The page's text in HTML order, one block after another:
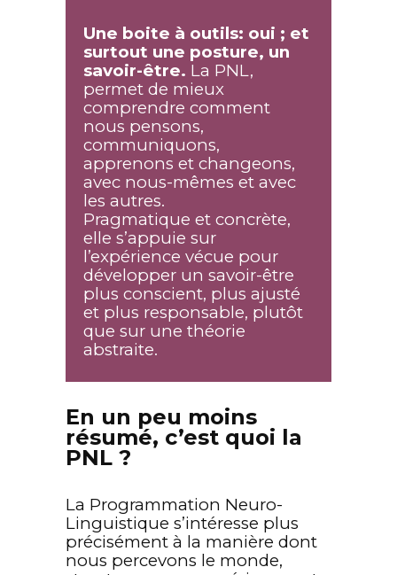
Une boite à outils: oui ; et
surtout une posture, un
savoir-être. La PNL,
permet de mieux
comprendre comment
nous pensons,
communiquons,
apprenons et changeons,
avec nous-mêmes et avec
les autres.
Pragmatique et concrète,
elle s’appuie sur
l’expérience vécue pour
développer un savoir-être
plus conscient, plus ajusté
et plus responsable, plutôt
que sur une théorie
abstraite.
En un peu moins
résumé, c’est quoi la
PNL ?
La Programmation Neuro-
Linguistique s’intéresse plus
précisément à la manière dont
nous percevons le monde,